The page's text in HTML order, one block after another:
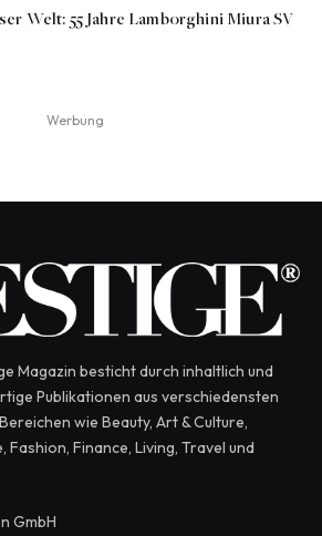
Welt: 55 Jahre Lamborghini Miura SV
Werbung
Magazin besticht durch inhaltlich und
Publikationen aus verschiedensten
wie Beauty, Art & Culture,
Fashion, Finance, Living, Travel und
GmbH